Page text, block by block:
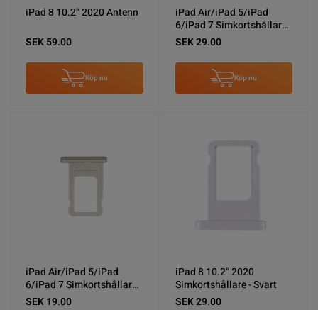
iPad 8 10.2" 2020 Antenn
SEK 59.00
Köp nu
iPad Air/iPad 5/iPad
6/iPad 7 Simkortshållare -
Silver
SEK 29.00
Köp nu
iPad Air/iPad 5/iPad
6/iPad 7 Simkortshållare -
Guld
SEK 19.00
iPad 8 10.2" 2020
Simkortshållare - Svart
SEK 29.00